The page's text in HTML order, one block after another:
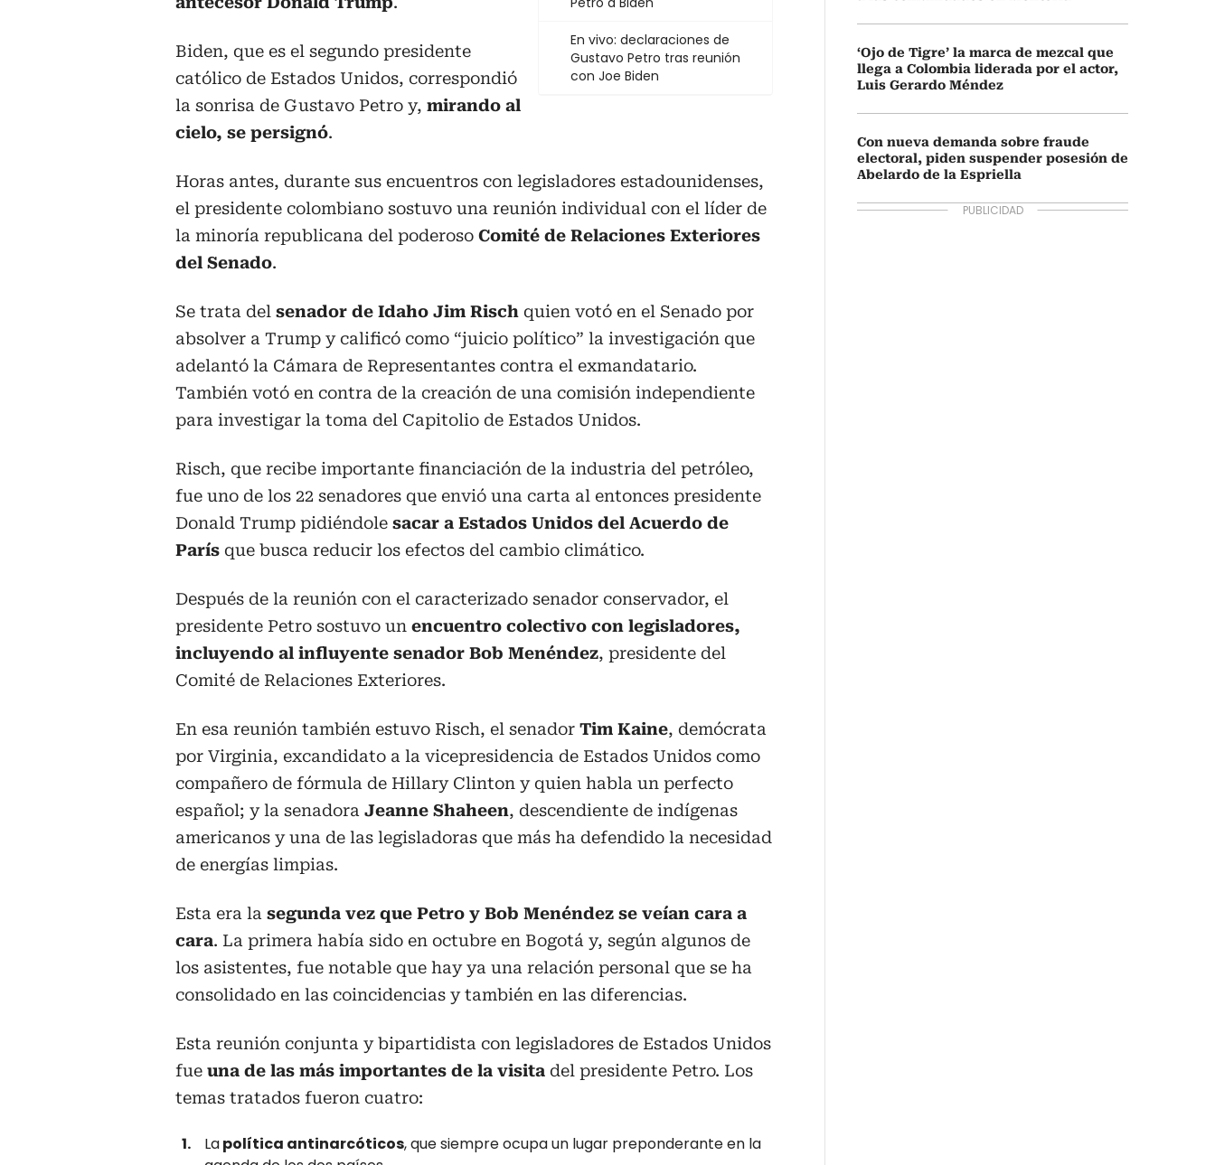
En vivo: declaraciones de
Gustavo Petro tras reunión
con Joe Biden
Biden, que es el segundo presidente
católico de Estados Unidos, correspondió
la sonrisa de Gustavo Petro y, mirando al
cielo, se persignó.
Horas antes, durante sus encuentros con legisladores estadounidenses,
el presidente colombiano sostuvo una reunión individual con el líder de
la minoría republicana del poderoso Comité de Relaciones Exteriores
del Senado.
Se trata del senador de Idaho Jim Risch quien votó en el Senado por
absolver a Trump y calificó como “juicio político” la investigación que
adelantó la Cámara de Representantes contra el exmandatario.
También votó en contra de la creación de una comisión independiente
para investigar la toma del Capitolio de Estados Unidos.
Risch, que recibe importante financiación de la industria del petróleo,
fue uno de los 22 senadores que envió una carta al entonces presidente
Donald Trump pidiéndole sacar a Estados Unidos del Acuerdo de
París que busca reducir los efectos del cambio climático.
Después de la reunión con el caracterizado senador conservador, el
presidente Petro sostuvo un encuentro colectivo con legisladores,
incluyendo al influyente senador Bob Menéndez, presidente del
Comité de Relaciones Exteriores.
En esa reunión también estuvo Risch, el senador Tim Kaine, demócrata
por Virginia, excandidato a la vicepresidencia de Estados Unidos como
compañero de fórmula de Hillary Clinton y quien habla un perfecto
español; y la senadora Jeanne Shaheen, descendiente de indígenas
americanos y una de las legisladoras que más ha defendido la necesidad
de energías limpias.
Esta era la segunda vez que Petro y Bob Menéndez se veían cara a
cara. La primera había sido en octubre en Bogotá y, según algunos de
los asistentes, fue notable que hay ya una relación personal que se ha
consolidado en las coincidencias y también en las diferencias.
Esta reunión conjunta y bipartidista con legisladores de Estados Unidos
fue una de las más importantes de la visita del presidente Petro. Los
temas tratados fueron cuatro:
Lapolítica antinarcóticos, que siempre ocupa un lugar preponderante en la
‘Ojo de Tigre’ la marca de mezcal que
llega a Colombia liderada por el actor,
Luis Gerardo Méndez
Con nueva demanda sobre fraude
electoral, piden suspender posesión de
Abelardo de la Espriella